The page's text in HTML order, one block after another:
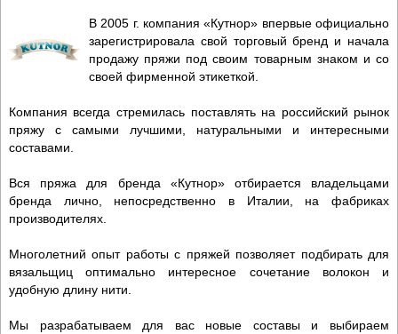
В 2005 г. компания «Кутнор» впервые официально
зарегистрировала свой торговый бренд и начала
продажу пряжи под своим товарным знаком и со
своей фирменной этикеткой.
Компания всегда стремилась поставлять на российский рынок
пряжу с самыми лучшими, натуральными и интересными
составами.
Вся пряжа для бренда «Кутнор» отбирается владельцами
бренда лично, непосредственно в Италии, на фабриках
производителях.
Многолетний опыт работы с пряжей позволяет подбирать для
вязальщиц оптимально интересное сочетание волокон и
удобную длину нити.
Мы разрабатываем для вас новые составы и выбираем